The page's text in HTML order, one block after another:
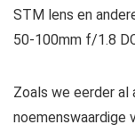
STM lens en
50-100mm f/1.8
Zoals we eerder al
noemenswaardige